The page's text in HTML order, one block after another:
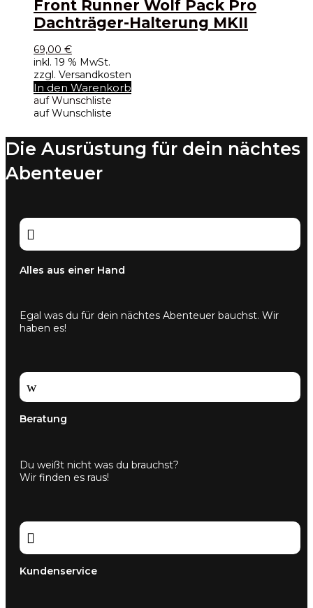
Front Runner Wolf Pack Pro
Dachträger-Halterung MKII
69,00 €
inkl. 19 % MwSt.
zzgl. Versandkosten
In den Warenkorb
auf Wunschliste
auf Wunschliste
Die Ausrüstung für dein nächtes
Abenteuer

Alles aus einer Hand
Egal was du für dein nächtes Abenteuer bauchst. Wir
haben es!
w
Beratung
Du weißt nicht was du brauchst?
Wir finden es raus!

Kundenservice